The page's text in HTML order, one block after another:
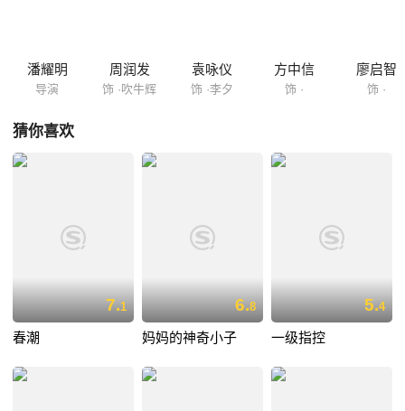
潘耀明
导演
周润发
饰 ·吹牛辉
袁咏仪
饰 ·李夕
方中信
饰 ·
廖启智
饰 ·
猜你喜欢
7.1
春潮
6.8
妈妈的神奇小子
5.4
一级指控